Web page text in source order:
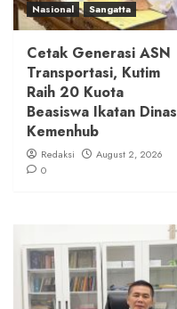
Nasional
Sangatta
Cetak Generasi ASN
Transportasi, Kutim
Raih 20 Kuota
Beasiswa Ikatan Dinas
Kemenhub
Redaksi
August 2, 2026
0